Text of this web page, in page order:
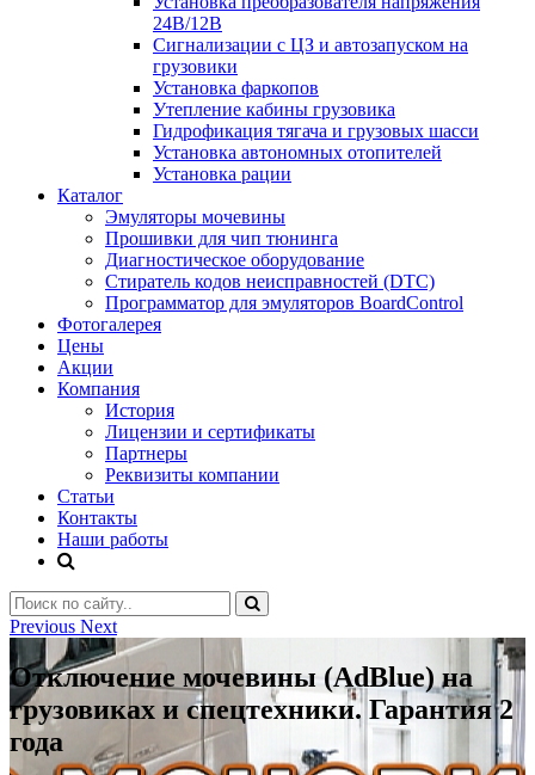
24В/12В
Сигнализации с ЦЗ и автозапуском на
грузовики
Установка фаркопов
Утепление кабины грузовика
Гидрофикация тягача и грузовых шасси
Установка автономных отопителей
Установка рации
Каталог
Эмуляторы мочевины
Прошивки для чип тюнинга
Диагностическое оборудование
Стиратель кодов неисправностей (DTC)
Программатор для эмуляторов BoardControl
Фотогалерея
Цены
Акции
Компания
История
Лицензии и сертификаты
Партнеры
Реквизиты компании
Статьи
Контакты
Наши работы
Previous Next
Отключение мочевины (AdBlue) на
грузовиках и спецтехники. Гарантия 2
года